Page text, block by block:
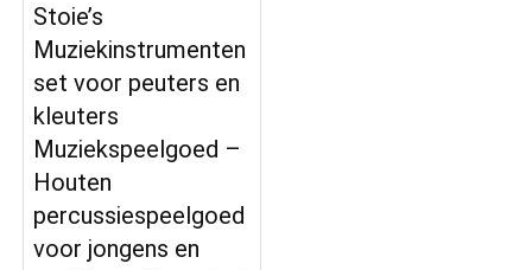
Stoie’s
Muziekinstrumenten
set voor peuters en
kleuters
Muziekspeelgoed –
Houten
percussiespeelgoed
voor jongens en